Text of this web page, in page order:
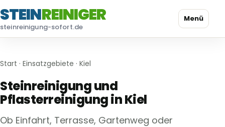
STEINREINIGER
steinreinigung-sofort.de
Menü
Start · Einsatzgebiete · Kiel
Steinreinigung und
Pflasterreinigung in Kiel
Ob Einfahrt, Terrasse, Gartenweg oder